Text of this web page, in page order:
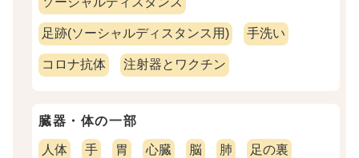
足跡(ソーシャルディスタンス用) 手洗い
コロナ抗体 注射器とワクチン
臓器・体の一部
人体 手 胃 心臓 脳 肺 足の裏